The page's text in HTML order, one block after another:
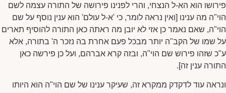
פירושו הוא הא-ל הנצחי, והרי לפנינו פירושה של התורה עצמה לשם
הוי"ה מה ענינו [ואין נראה לומר, כי 'א-ל עולם' הוא ענין נוסף על שם
הוי"ה, שאם נאמר כן אזי לא יובן מה ראתה כאן התורה להוסיף תארים
על שמו של הקב"ה יותר מבכל פעם אחרת בה נזכר ה' בתורה, אלא
ע"כ שזהו פירוש שם הוי"ה, ובזה קרא אברהם, ועל כן פירשה כאן
התורה ענין זה].
ונראה עוד לדקדק ממקרא זה, שעיקר ענינו של שם הוי"ה הוא היותו